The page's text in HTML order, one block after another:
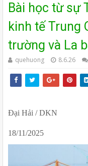
Bài học từ sự
kinh tế Trung
trường và La
quehuong 8.6.26
Đại Hải / DKN
18/11/2025